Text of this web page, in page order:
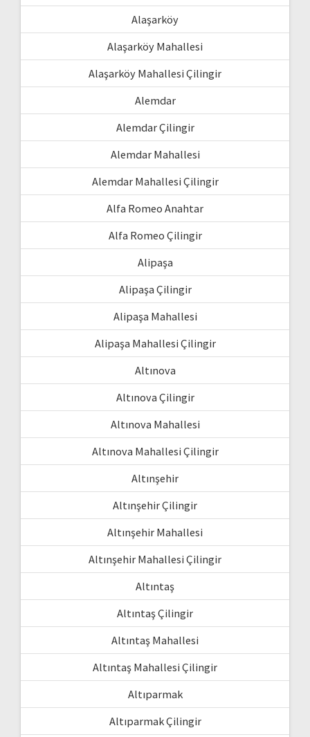
Alaşarköy
Alaşarköy Mahallesi
Alaşarköy Mahallesi Çilingir
Alemdar
Alemdar Çilingir
Alemdar Mahallesi
Alemdar Mahallesi Çilingir
Alfa Romeo Anahtar
Alfa Romeo Çilingir
Alipaşa
Alipaşa Çilingir
Alipaşa Mahallesi
Alipaşa Mahallesi Çilingir
Altınova
Altınova Çilingir
Altınova Mahallesi
Altınova Mahallesi Çilingir
Altınşehir
Altınşehir Çilingir
Altınşehir Mahallesi
Altınşehir Mahallesi Çilingir
Altıntaş
Altıntaş Çilingir
Altıntaş Mahallesi
Altıntaş Mahallesi Çilingir
Altıparmak
Altıparmak Çilingir